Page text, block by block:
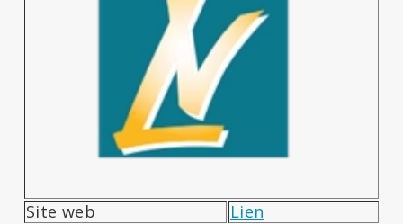
Site web
Lien